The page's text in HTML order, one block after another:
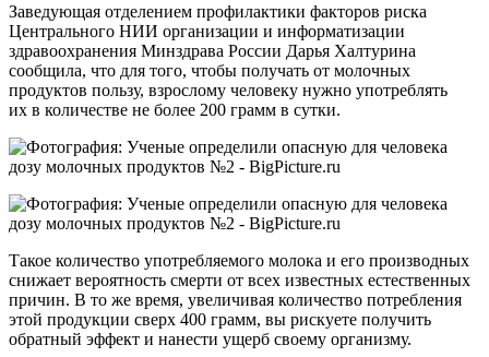
Заведующая отделением профилактики факторов риска
Центрального НИИ организации и информатизации
здравоохранения Минздрава России Дарья Халтурина
сообщила, что для того, чтобы получать от молочных
продуктов пользу, взрослому человеку нужно употреблять
их в количестве не более 200 грамм в сутки.
Такое количество употребляемого молока и его производных
снижает вероятность смерти от всех известных естественных
причин. В то же время, увеличивая количество потребления
этой продукции сверх 400 грамм, вы рискуете получить
обратный эффект и нанести ущерб своему организму.